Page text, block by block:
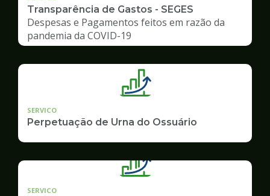
Transparência de Gastos - SEGES
Despesas e Pagamentos feitos em razão da
pandemia da COVID-19
SERVICO
Perpetuação de Urna do Ossuário
SERVICO